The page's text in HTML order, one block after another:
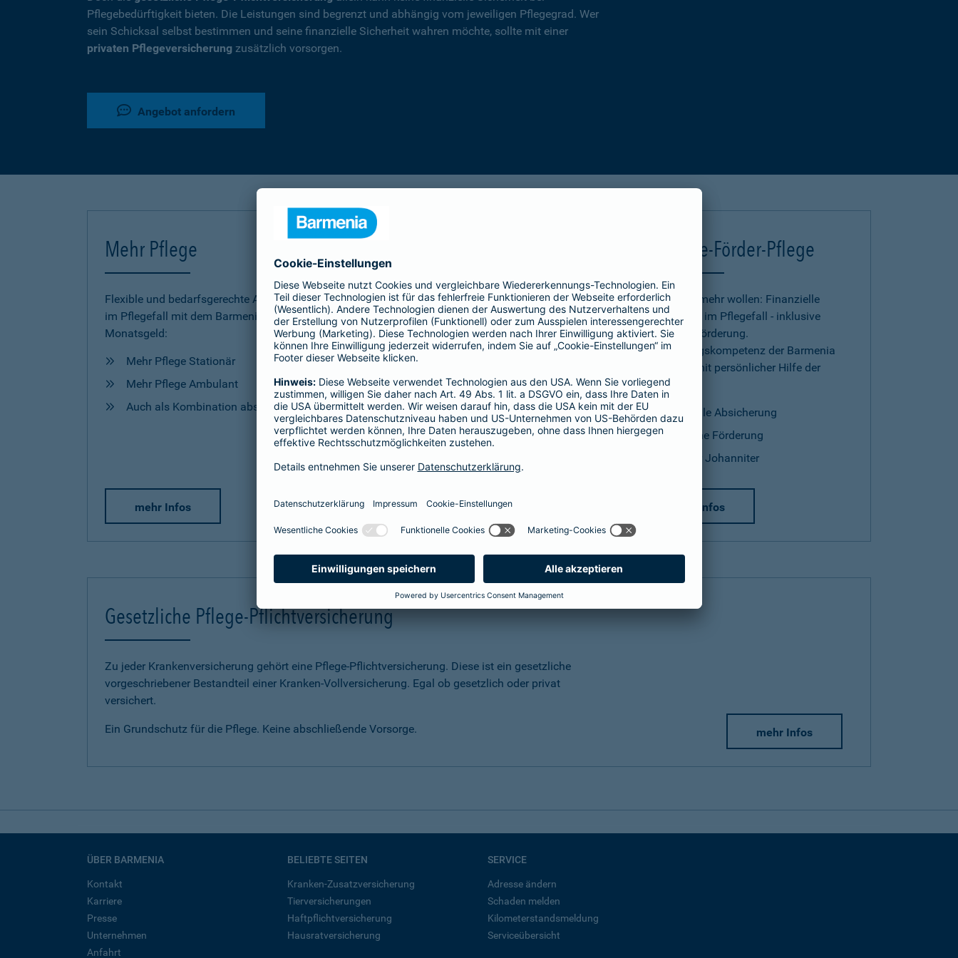
Pflegebedürftigkeit bieten. Die Leistungen sind begrenzt und abhängig vom jeweiligen Pflegegrad. Wer
sein Schicksal selbst bestimmen und seine finanzielle Sicherheit wahren möchte, sollte mit einer
privaten Pflegeversicherung zusätzlich vorsorgen.
Angebot anfordern
Mehr Pflege
Flexible und bedarfsgerechte Absicherung
im Pflegefall mit dem Barmenia Pflege-
Monatsgeld:
Mehr Pflege Stationär
Mehr Pflege Ambulant
Auch als Kombination abschließbar
mehr Infos
Ein erster Schritt in Richtung Pflegeab­
sicherung: Praktische Hilfe und
Unterstützung in allen Phasen einer
Pflegesituation.
Hilfe
Unterstützung
mehr Infos
Deutsche-Förder-Pflege
Für alle, die mehr wollen: Finanzielle
Absicherung im Pflegefall - inklusive
staatlicher Förderung.
Versicherungskompetenz der Barmenia
kombiniert mit persönlicher Hilfe der
Johanniter.
finanzielle Absicherung
staatliche Förderung
Hilfe der Johanniter
mehr Infos
Gesetzliche Pflege-Pflichtversicherung
Zu jeder Krankenversicherung gehört eine Pflege-Pflichtversicherung. Diese ist ein gesetzliche
vorgeschriebener Bestandteil einer Kranken-Vollversicherung. Egal ob gesetzlich oder privat
versichert.
Ein Grundschutz für die Pflege. Keine abschließende Vorsorge. mehr Infos
ÜBER BARMENIA
Kontakt
Karriere
Presse
Unternehmen
Anfahrt
BELIEBTE SEITEN
Kranken-Zusatzversicherung
Tierversicherungen
Haftpflichtversicherung
Hausratversicherung
SERVICE
Adresse ändern
Schaden melden
Kilometerstandsmeldung
Serviceübersicht